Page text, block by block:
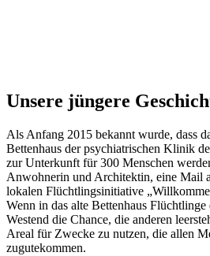
Unsere jüngere
Als Anfang 2015 bekannt wurde, dass
Bettenhaus der psychiatrischen Klinik
zur Unterkunft für 300 Menschen
Anwohnerin und Architektin, eine Mail
lokalen Flüchtlingsinitiative
Wenn in das alte Bettenhaus
Westend die Chance, die anderen
Areal für Zwecke zu nutzen, die allen
zugutekommen.